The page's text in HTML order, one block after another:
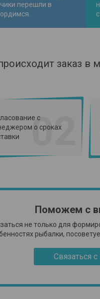
перешли в
заказ в
02
с
о сроках
Поможем с
не только для
рыбалки,
Связаться